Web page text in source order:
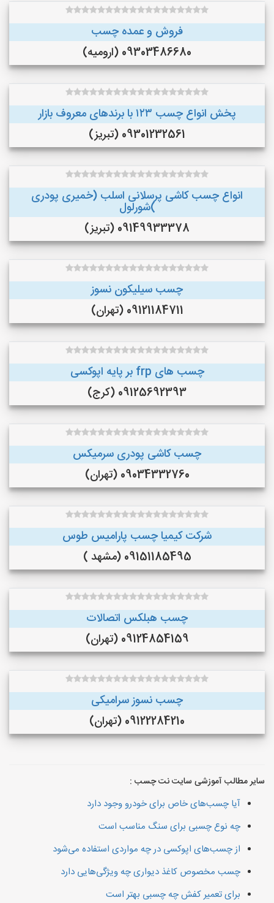
فروش و عمده چسب
09303486680 (ارومیه)
پخش انواع چسب ۱۲۳ با برندهای معروف بازار
09301232561 (تبریز)
انواع چسب کاشی پرسلانی اسلب (خمیری پودری
)شورلول
09149933378 (تبریز)
چسب سیلیکون نسوز
09121184711 (تهران)
چسب های frp بر پایه اپوکسی
09125692393 (کرج)
چسب کاشی پودری سرمیکس
09034332760 (تهران)
شرکت کیمیا چسب پارامیس طوس
09151185495 (مشهد )
چسب هبلکس اتصالات
09124854159 (تهران)
چسب نسوز سرامیکی
09122284210 (تهران)
سایر مطالب آموزشی سایت نت چسب :
آیا چسب‌های خاص برای خودرو وجود دارد
چه نوع چسبی برای سنگ مناسب است
از چسب‌های اپوکسی در چه مواردی استفاده می‌شود
چسب مخصوص کاغذ دیواری چه ویژگی‌هایی دارد
برای تعمیر کفش چه چسبی بهتر است